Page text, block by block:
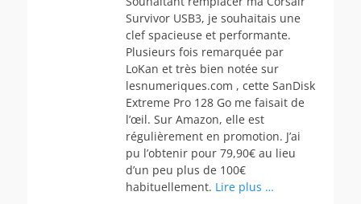
Survivor USB3, je souhaitais une
clef spacieuse et performante.
Plusieurs fois remarquée par
LoKan et très bien notée sur
lesnumeriques.com , cette SanDisk
Extreme Pro 128 Go me faisait de
l’œil. Sur Amazon, elle est
régulièrement en promotion. J’ai
pu l’obtenir pour 79,90€ au lieu
d’un peu plus de 100€
habituellement. Lire plus …